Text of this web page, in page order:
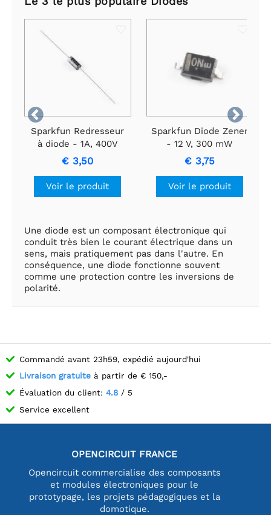


Sparkfun Redresseur
à diode - 1A, 400V
(1N4004)
€ 3,50
Voir le produit
Sparkfun Diode Zener
- 12 V, 300 mW
€ 3,75
Voir le produit
Une diode est un composant électronique qui
conduit très bien le courant électrique dans un
sens, mais pratiquement pas dans l'autre. En
conséquence, une diode fonctionne souvent
comme une protection contre les inversions de
polarité.
Commandé avant 23h59, expédié aujourd'hui
Livraison gratuite à partir de € 150,-
Évaluation du client: 4.8 / 5
Service excellent
OPENCIRCUIT FRANCE
Opencircuit commercialise des composants
et modules électroniques pour le
prototypage, les projets pédagogiques et la
domotique.